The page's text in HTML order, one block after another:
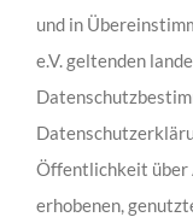
und in
e.V. geltenden
Öffentlichkeit über
erhobenen,